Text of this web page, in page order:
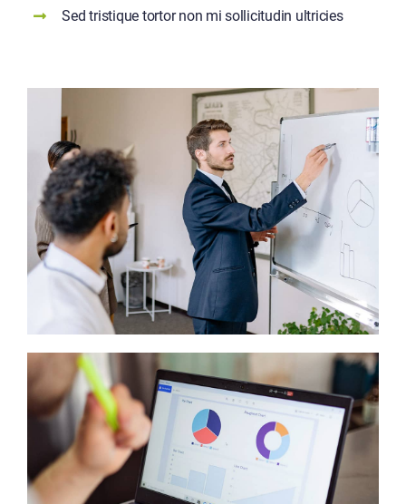
Sed tristique tortor non mi sollicitudin ultricies